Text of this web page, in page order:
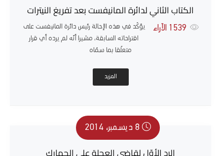
الكتاب الثاني لدائرة المانيفست بعد تفريغ النيترات
الآراء
يؤكّد في هذه الإحالة رئيس دائرة المانيفست على
اقتراحاته السابقة، مشيرا أنّه لم يرده أي قرار
متعلّقا بما سمّاه
المزيد
8 ديسمبر، 2014